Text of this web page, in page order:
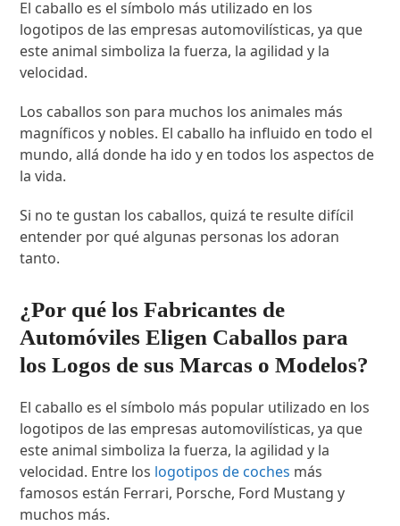
El caballo es el símbolo más utilizado en los
logotipos de las empresas automovilísticas, ya que
este animal simboliza la fuerza, la agilidad y la
velocidad.
Los caballos son para muchos los animales más
magníficos y nobles. El caballo ha influido en todo el
mundo, allá donde ha ido y en todos los aspectos de
la vida.
Si no te gustan los caballos, quizá te resulte difícil
entender por qué algunas personas los adoran
tanto.
¿Por qué los Fabricantes de
Automóviles Eligen Caballos para
los Logos de sus Marcas o Modelos?
El caballo es el símbolo más popular utilizado en los
logotipos de las empresas automovilísticas, ya que
este animal simboliza la fuerza, la agilidad y la
velocidad. Entre los logotipos de coches más
famosos están Ferrari, Porsche, Ford Mustang y
muchos más.